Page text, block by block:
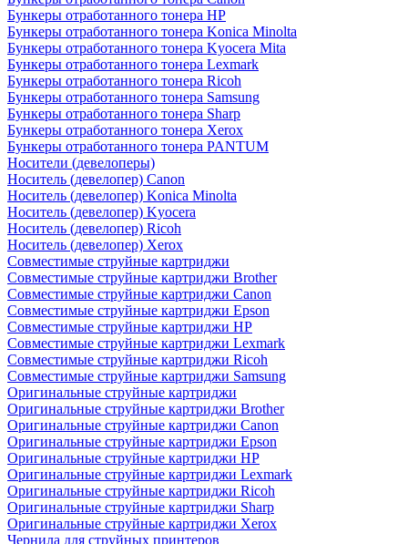
Бункеры отработанного тонера HP
Бункеры отработанного тонера Konica Minolta
Бункеры отработанного тонера Kyocera Mita
Бункеры отработанного тонера Lexmark
Бункеры отработанного тонера Ricoh
Бункеры отработанного тонера Samsung
Бункеры отработанного тонера Sharp
Бункеры отработанного тонера Xerox
Бункеры отработанного тонера PANTUM
Носители (девелоперы)
Носитель (девелопер) Canon
Носитель (девелопер) Konica Minolta
Носитель (девелопер) Kyocera
Носитель (девелопер) Ricoh
Носитель (девелопер) Xerox
Совместимые струйные картриджи
Совместимые струйные картриджи Brother
Совместимые струйные картриджи Canon
Совместимые струйные картриджи Epson
Совместимые струйные картриджи HP
Совместимые струйные картриджи Lexmark
Совместимые струйные картриджи Ricoh
Совместимые струйные картриджи Samsung
Оригинальные струйные картриджи
Оригинальные струйные картриджи Brother
Оригинальные струйные картриджи Canon
Оригинальные струйные картриджи Epson
Оригинальные струйные картриджи HP
Оригинальные струйные картриджи Lexmark
Оригинальные струйные картриджи Ricoh
Оригинальные струйные картриджи Sharp
Оригинальные струйные картриджи Xerox
Чернила для струйных принтеров